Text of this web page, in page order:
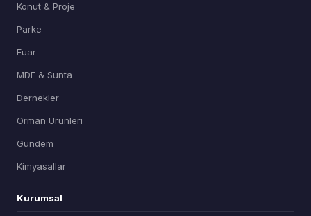
Konut & Proje
Parke
Fuar
MDF & Sunta
Dernekler
Orman Ürünleri
Gündem
Kimyasallar
Kurumsal